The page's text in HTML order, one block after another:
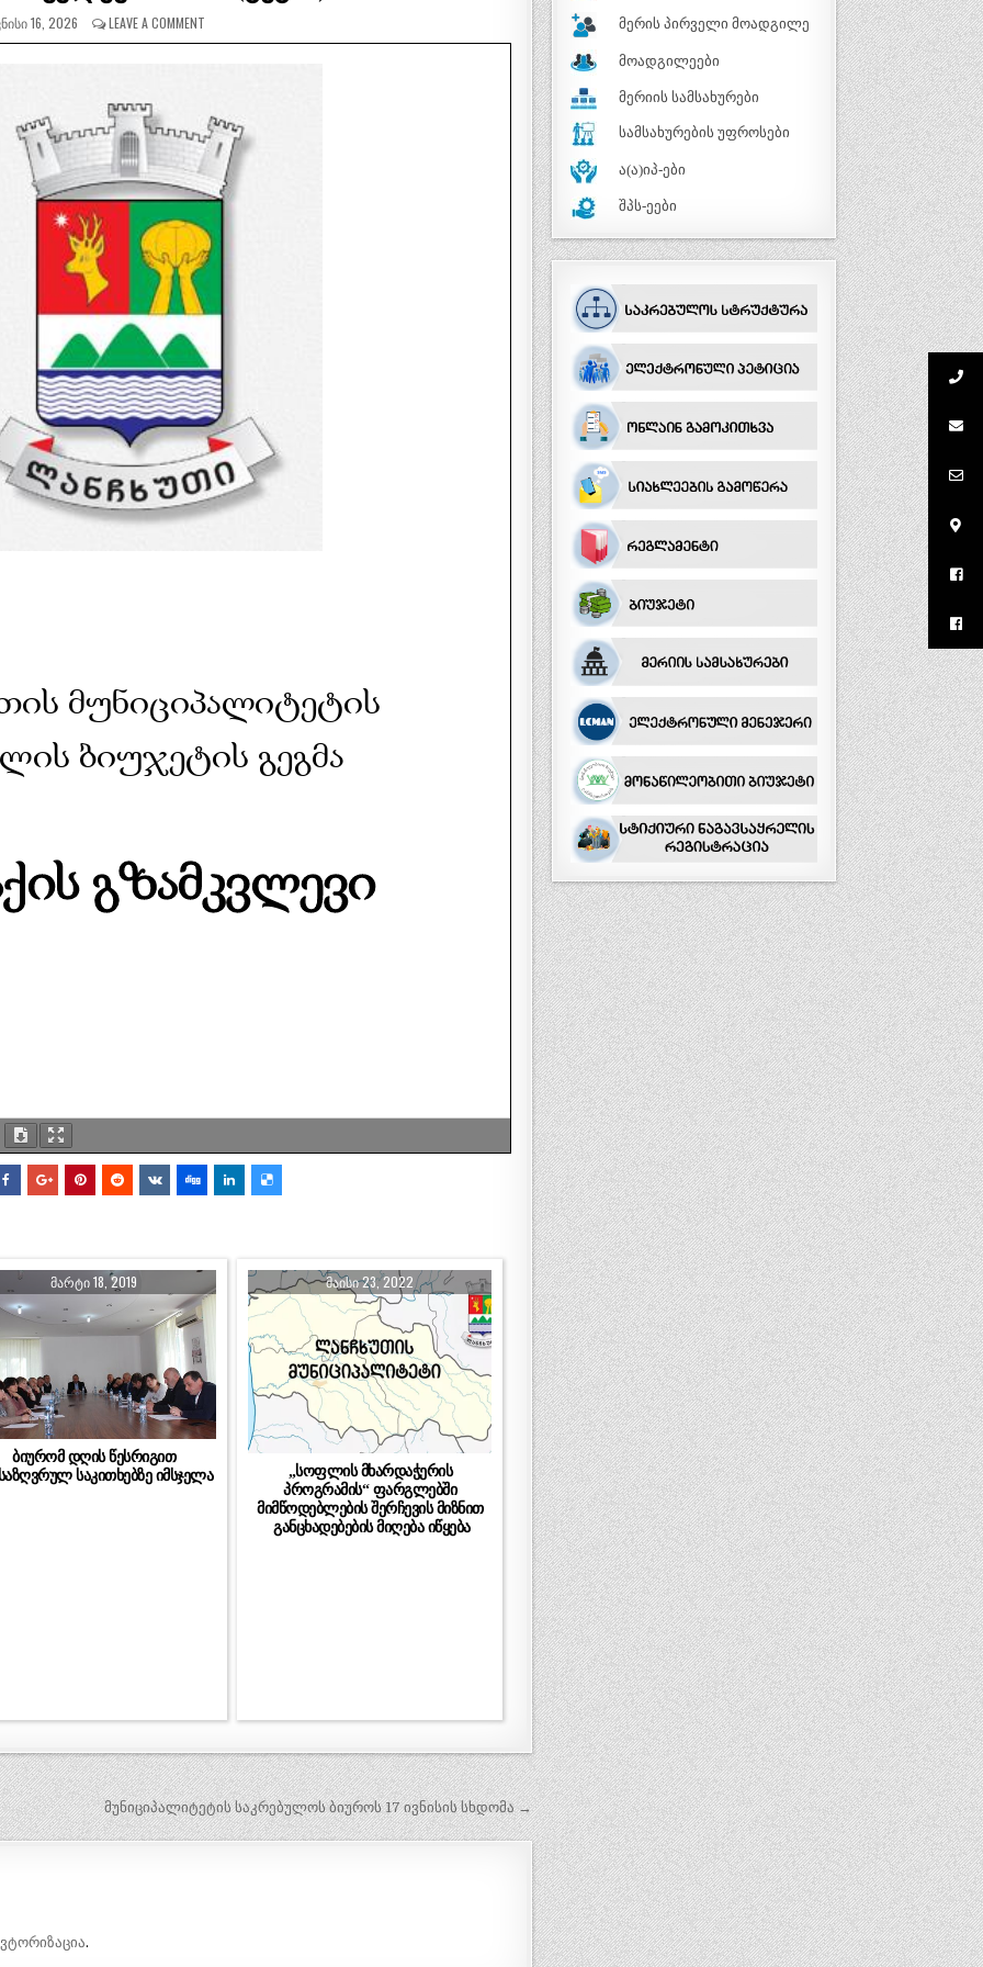
16, 2026 LEAVE A COMMENT
ᲛᲐᲠᲢᲘ 18, 2019
ბიურომ დღის წესრიგით
საკითხებზე იმსჯელა
ᲛᲐᲘᲡᲘ 23, 2022
„სოფლის მხარდაჭერის
პროგრამის“ ფარგლებში
მიმწოდებლების შერჩევის მიზნით
განცხადებების მიღება იწყება
მუნიციპალიტეტის საკრებულოს ბიუროს 17 ივნისის სხდომა →
.
მერის პირველი მოადგილე
მოადგილეები
მერიის სამსახურები
სამსახურების უფროსები
ა(ა)იპ-ები
შპს-ეები